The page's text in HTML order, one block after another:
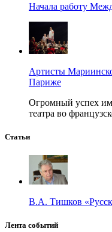
Начала работу
Артисты
Париже
Огромный успех
театра во
Статьи
В.А. Тишков
Лента событий